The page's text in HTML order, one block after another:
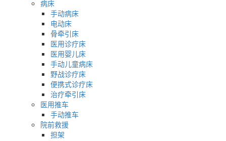
病床
手动病床
电动床
骨牵引床
医用诊疗床
医用婴儿床
手动儿童病床
野战诊疗床
便携式诊疗床
治疗牵引床
医用推车
手动推车
院前救援
担架